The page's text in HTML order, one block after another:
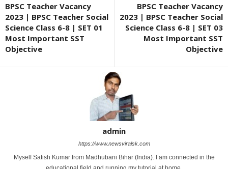
BPSC Teacher Vacancy
2023 | BPSC Teacher Social
Science Class 6-8 | SET 01
Most Important SST
Objective
BPSC Teacher Vacancy
2023 | BPSC Teacher Social
Science Class 6-8 | SET 03
Most Important SST
Objective
admin
https://www.newsviralsk.com
Myself Satish Kumar from Madhubani Bihar (India). I am connected in the